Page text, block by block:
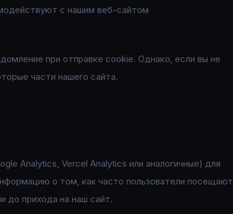
с нашим веб-сайтом
при отправке cookie. Однако, если вы не
части нашего сайта.
Analytics, Vercel Analytics или аналогичные) для
о том, как часто пользователи посещают
до прихода на наш сайт.